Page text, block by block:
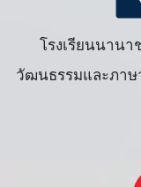
โรงเรียนนาน
วัฒนธรรมและภาษ